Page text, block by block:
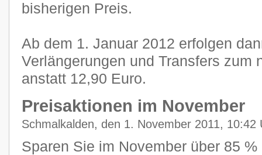
bisherigen Preis.
Ab dem 1. Januar 2012 erfolgen
Verlängerungen und Transfers zum
anstatt 12,90 Euro.
Preisaktionen im November
Schmalkalden, den 1. November 2011, 10:42
Sparen Sie im November über 85